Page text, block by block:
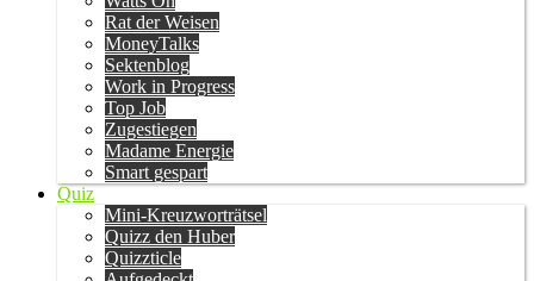
Rat der Weisen
MoneyTalks
Sektenblog
Work in Progress
Top Job
Zugestiegen
Madame Energie
Smart gespart
Quiz
Mini-Kreuzworträtsel
Quizz den Huber
Quizzticle